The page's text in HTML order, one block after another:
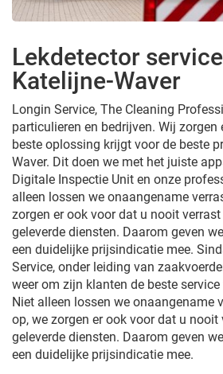
Lekdetector
Katelijne-Waver
Longin Service, The Cleaning
particulieren en bedrijven. Wij
beste oplossing krijgt voor de beste
Waver. Dit doen we met het juiste
Digitale Inspectie Unit en onze
alleen lossen we onaangename
zorgen er ook voor dat u nooit
geleverde diensten. Daarom geven
een duidelijke prijsindicatie mee.
Service, onder leiding van
weer om zijn klanten de beste service
Niet alleen lossen we onaangename
op, we zorgen er ook voor dat u
geleverde diensten. Daarom geven
een duidelijke prijsindicatie mee.